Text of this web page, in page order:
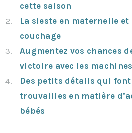
cette saison
La sieste en maternelle
couchage
Augmentez vos chances
victoire avec les
Des petits détails qui
trouvailles en matière
bébés